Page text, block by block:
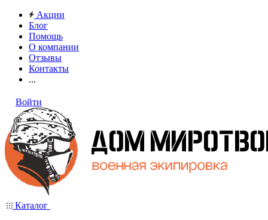
Акции
Блог
Помощь
О компании
Отзывы
Контакты
...
Войти
Каталог